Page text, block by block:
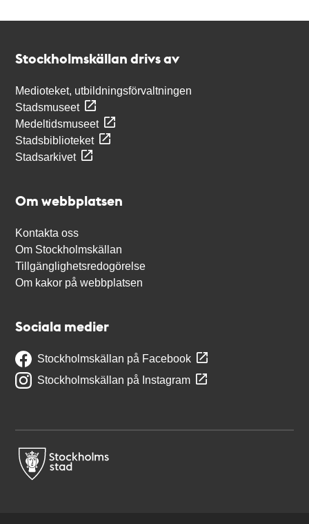
Stockholmskällan drivs av
Medioteket, utbildningsförvaltningen
Stadsmuseet
Medeltidsmuseet
Stadsbiblioteket
Stadsarkivet
Om webbplatsen
Kontakta oss
Om Stockholmskällan
Tillgänglighetsredogörelse
Om kakor på webbplatsen
Sociala medier
Stockholmskällan på Facebook
Stockholmskällan på Instagram